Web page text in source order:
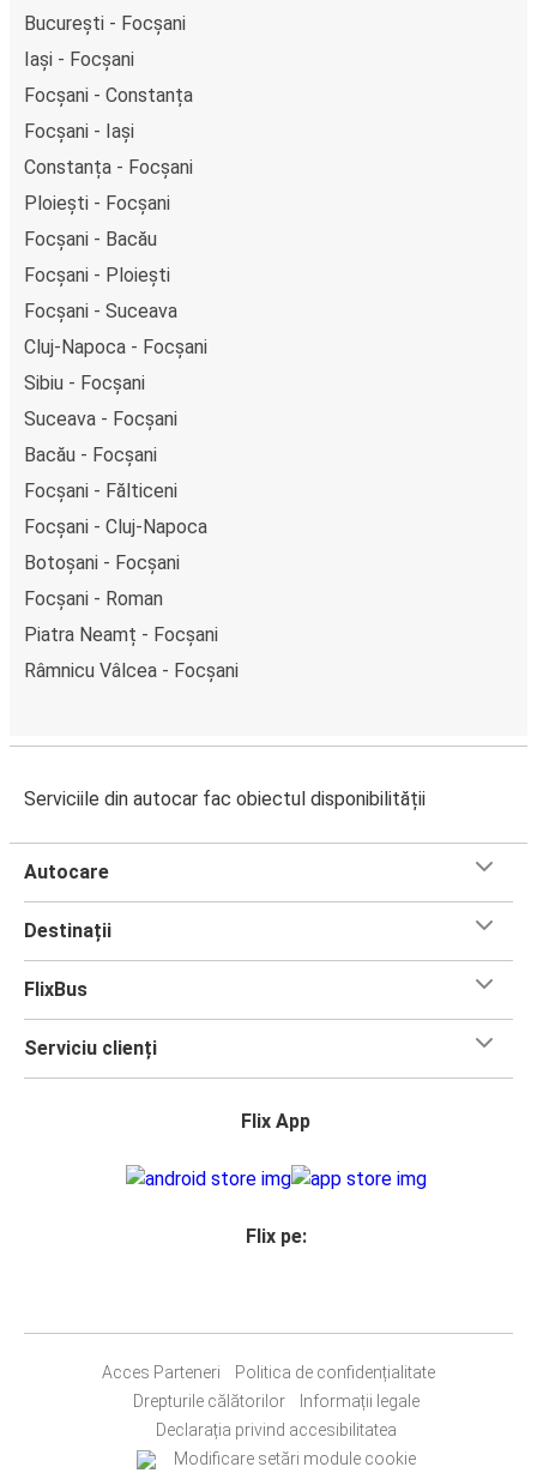
București - Focșani
Iași - Focșani
Focșani - Constanța
Focșani - Iași
Constanța - Focșani
Ploiești - Focșani
Focșani - Bacău
Focșani - Ploiești
Focșani - Suceava
Cluj-Napoca - Focșani
Sibiu - Focșani
Suceava - Focșani
Bacău - Focșani
Focșani - Fălticeni
Focșani - Cluj-Napoca
Botoșani - Focșani
Focșani - Roman
Piatra Neamț - Focșani
Râmnicu Vâlcea - Focșani
Serviciile din autocar fac obiectul disponibilității
Autocare
Destinații
FlixBus
Serviciu clienți
Flix App
Flix pe:
Acces Parteneri
Politica de confidențialitate
Drepturile călătorilor
Informații legale
Declarația privind accesibilitatea
Modificare setări module cookie